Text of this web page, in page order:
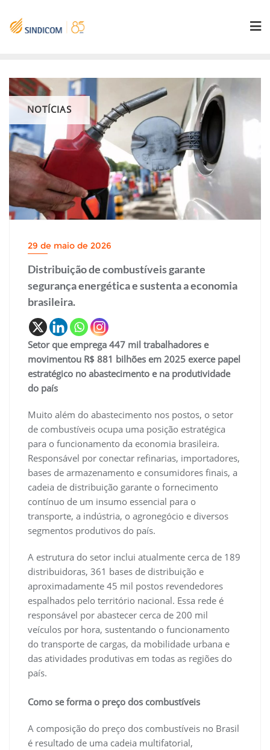
content
NOTÍCIAS
29 de maio de 2026
Distribuição de combustíveis garante
segurança energética e sustenta a economia
brasileira.
Setor que emprega 447 mil trabalhadores e
movimentou R$ 881 bilhões em 2025 exerce papel
estratégico no abastecimento e na produtividade
do país
Muito além do abastecimento nos postos, o setor
de combustíveis ocupa uma posição estratégica
para o funcionamento da economia brasileira.
Responsável por conectar refinarias, importadores,
bases de armazenamento e consumidores finais, a
cadeia de distribuição garante o fornecimento
contínuo de um insumo essencial para o
transporte, a indústria, o agronegócio e diversos
segmentos produtivos do país.
A estrutura do setor inclui atualmente cerca de 189
distribuidoras, 361 bases de distribuição e
aproximadamente 45 mil postos revendedores
espalhados pelo território nacional. Essa rede é
responsável por abastecer cerca de 200 mil
veículos por hora, sustentando o funcionamento
do transporte de cargas, da mobilidade urbana e
das atividades produtivas em todas as regiões do
país.
Como se forma o preço dos combustíveis
A composição do preço dos combustíveis no Brasil
é resultado de uma cadeia multifatorial,